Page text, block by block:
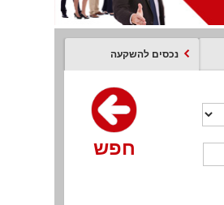
נכסים להשקעה
חפש
חפש
חפש
חפש חפש חפש
חפש